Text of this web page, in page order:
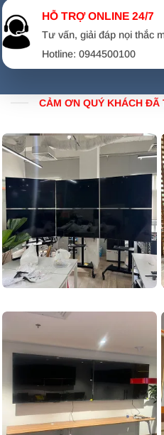
HỖ TRỢ ONLINE 24/7
Tư vấn, giải đáp nọi thắc
Hotline: 0944500100
CẢM ƠN QUÝ KHÁCH